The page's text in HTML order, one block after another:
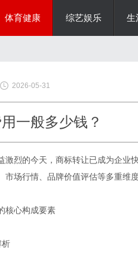
体育健康 综艺娱乐 生
2026-05-31
一般多少钱？
激烈的今天， 商标转让已成为企业
市场行情、品牌价值评估等多重维
核心构成要素
析